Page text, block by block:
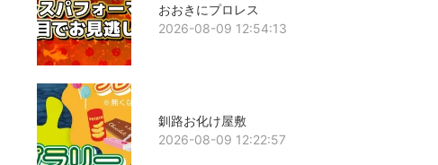
おおきにプロレス
2026-08-09 12:54:13
釧路お化け屋敷
2026-08-09 12:22:57